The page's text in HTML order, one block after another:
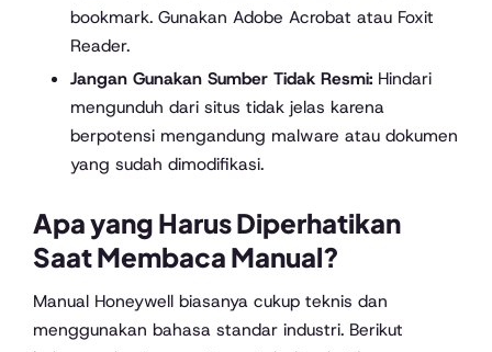
bookmark. Gunakan Adobe Acrobat atau Foxit
Reader.
Jangan Gunakan Sumber Tidak Resmi:Hindari
mengunduh dari situs tidak jelas karena
berpotensi mengandung malware atau dokumen
yang sudah dimodifikasi.
Apa yang Harus Diperhatikan
Saat Membaca Manual?
Manual Honeywell biasanya cukup teknis dan
menggunakan bahasa standar industri. Berikut